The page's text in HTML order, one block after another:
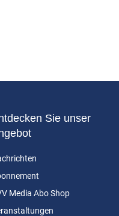
Sie unser
Media Abo Shop